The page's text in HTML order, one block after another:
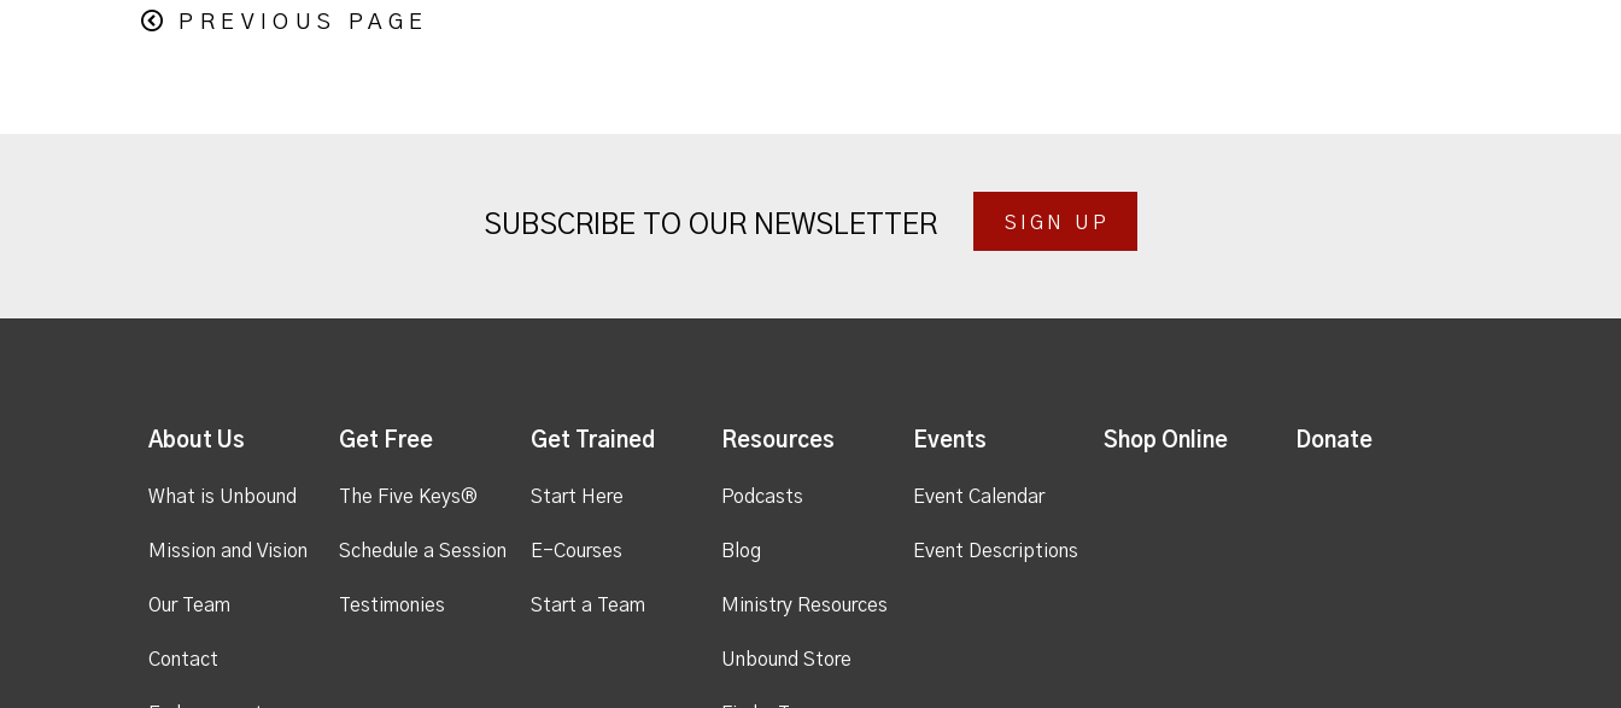
PREVIOUS PAGE
SUBSCRIBE TO OUR NEWSLETTER SIGN UP
About Us
What is Unbound
Mission and Vision
Our Team
Contact
Get Free
The Five Keys®
Schedule a Session
Testimonies
Get Trained
Start Here
E-Courses
Start a Team
Resources
Podcasts
Blog
Ministry Resources
Unbound Store
Events
Event Calendar
Event Descriptions
Shop Online Donate